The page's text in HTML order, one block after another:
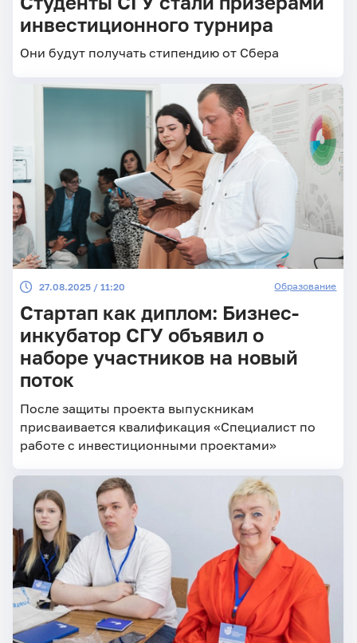
инвестиционного турнира
Они будут получать стипендию от Сбера
27.08.2025 / 11:20 Образование
Стартап как диплом: Бизнес-
инкубатор СГУ объявил о
наборе участников на новый
поток
После защиты проекта выпускникам
присваивается квалификация «Специалист по
работе с инвестиционными проектами»